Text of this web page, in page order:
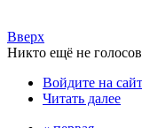
Вверх
Никто ещё не
Войдите на сайт
Читать далее